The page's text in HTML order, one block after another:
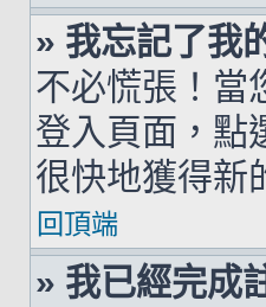
» 我忘記了我
不必慌張！當
登入頁面，點
很快地獲得新
回頂端
» 我已經完成